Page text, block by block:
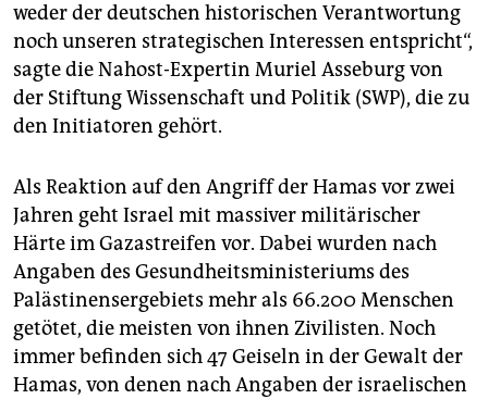
weder der deutschen historischen Verantwortung
noch unseren strategischen Interessen entspricht“,
sagte die Nahost-Expertin Muriel Asseburg von
der Stiftung Wissenschaft und Politik (SWP), die zu
den Initiatoren gehört.
Als Reaktion auf den Angriff der Hamas vor zwei
Jahren geht Israel mit massiver militärischer
Härte im Gazastreifen vor. Dabei wurden nach
Angaben des Gesundheitsministeriums des
Palästinensergebiets mehr als 66.200 Menschen
getötet, die meisten von ihnen Zivilisten. Noch
immer befinden sich 47 Geiseln in der Gewalt der
Hamas, von denen nach Angaben der israelischen